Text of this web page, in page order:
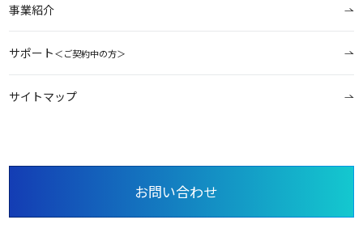
事業紹介
サポート＜ご契約中の方＞
サイトマップ
お問い合わせ